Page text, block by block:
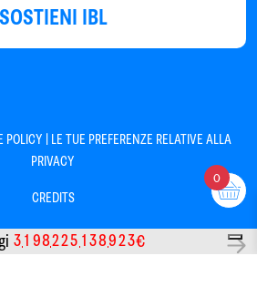
SOSTIENI IBL
POLICY | LE TUE PREFERENZE RELATIVE ALLA
PRIVACY
CREDITS
31 98225 138923€
0